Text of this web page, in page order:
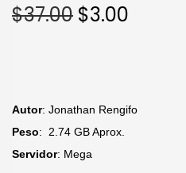
$37.00 $3.00
Autor: Jonathan Rengifo
Peso: 2.74 GB Aprox.
Servidor: Mega